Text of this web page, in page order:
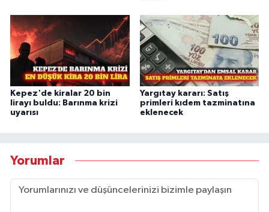
Kepez'de kiralar 20 bin
lirayı buldu: Barınma krizi
uyarısı
Yargıtay kararı: Satış
primleri kıdem tazminatına
eklenecek
Yorumlar